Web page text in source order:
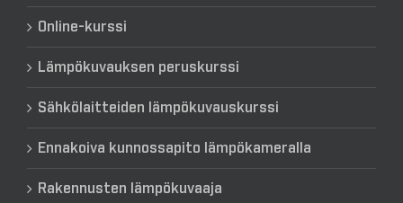
Online-kurssi
Lämpökuvauksen peruskurssi
Sähkölaitteiden lämpökuvauskurssi
Ennakoiva kunnossapito lämpökameralla
Rakennusten lämpökuvaaja